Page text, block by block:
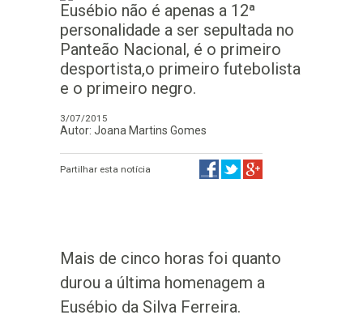
Eusébio não é apenas a 12ª
personalidade a ser sepultada no
Panteão Nacional, é o primeiro
desportista,o primeiro futebolista
e o primeiro negro.
3/07/2015
Autor: Joana Martins Gomes
Partilhar esta notícia
Mais de cinco horas foi quanto
durou a última homenagem a
Eusébio da Silva Ferreira.